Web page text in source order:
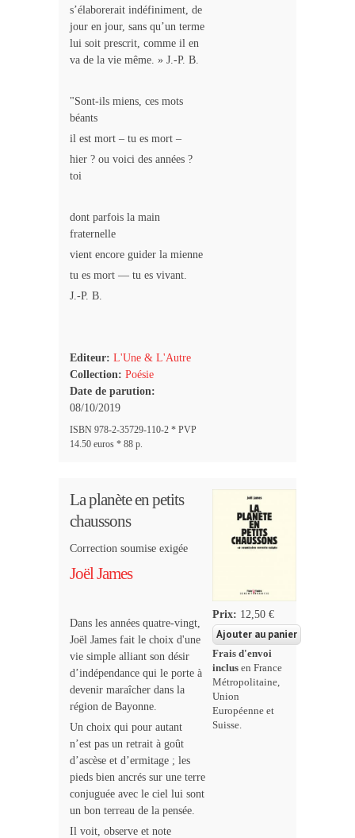
s’élaborerait indéfiniment, de
jour en jour, sans qu’un terme
lui soit prescrit, comme il en
va de la vie même. » J.-P. B.
"Sont-ils miens, ces mots
béants
il est mort – tu es mort –
hier ? ou voici des années ?
toi
dont parfois la main
fraternelle
vient encore guider la mienne
tu es mort — tu es vivant.
J.-P. B.
Editeur: L'Une & L'Autre
Collection: Poésie
Date de parution:
08/10/2019
ISBN 978-2-35729-110-2 * PVP
14.50 euros * 88 p.
La planète en petits
chaussons
Correction soumise exigée
Joël James
Dans les années quatre-vingt,
Joël James fait le choix d'une
vie simple alliant son désir
d’indépendance qui le porte à
devenir maraîcher dans la
région de Bayonne.
Un choix qui pour autant
n’est pas un retrait à goût
d’ascèse et d’ermitage ; les
pieds bien ancrés sur une terre
conjuguée avec le ciel lui sont
un bon terreau de la pensée.
Il voit, observe et note
Prix: 12,50 €
Frais d'envoi
inclus en France
Métropolitaine,
Union
Européenne et
Suisse.